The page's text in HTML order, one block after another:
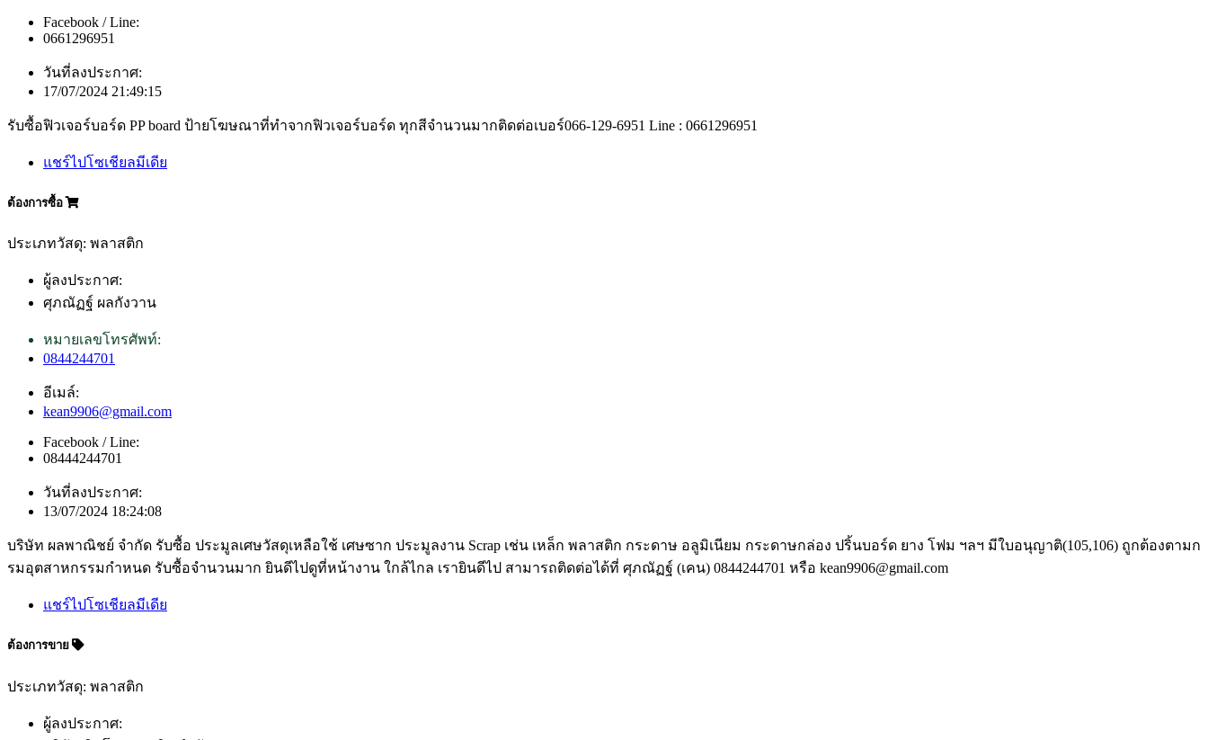
Facebook / Line:
0661296951
วันที่ลงประกาศ:
17/07/2024 21:49:15
รับซื้อฟิวเจอร์บอร์ด PP board ป้ายโฆษณาที่ทำจากฟิวเจอร์บอร์ด ทุกสีจำนวนมากติดต่อเบอร์066-129-6951 Line : 0661296951
แชร์ไปโซเชียลมีเดีย
ต้องการซื้อ
ประเภทวัสดุ: พลาสติก
ผู้ลงประกาศ:
ศุภณัฏฐ์ ผลกังวาน
หมายเลขโทรศัพท์:
0844244701
อีเมล์:
kean9906@gmail.com
Facebook / Line:
08444244701
วันที่ลงประกาศ:
13/07/2024 18:24:08
บริษัท ผลพาณิชย์ จำกัด รับซื้อ ประมูลเศษวัสดุเหลือใช้ เศษซาก ประมูลงาน Scrap เช่น เหล็ก พลาสติก กระดาษ อลูมิเนียม กระดาษกล่อง ปริ้นบอร์ด ยาง โฟม ฯลฯ มีใบอนุญาติ(105,106) ถูกต้องตามก
รมอุตสาหกรรมกำหนด รับซื้อจำนวนมาก ยินดีไปดูที่หน้างาน ใกล้ไกล เรายินดีไป สามารถติดต่อได้ที่ ศุภณัฏฐ์ (เคน) 0844244701 หรือ kean9906@gmail.com
แชร์ไปโซเชียลมีเดีย
ต้องการขาย
ประเภทวัสดุ: พลาสติก
ผู้ลงประกาศ: